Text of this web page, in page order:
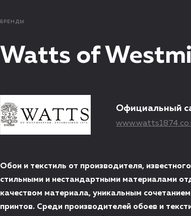
БРЕНДЫ
Watts of
Официальный
Обои и текстиль от производителя,
стильными и нестандартными материалами
качеством материала, уникальным
принтов. Среди производителей обоев и